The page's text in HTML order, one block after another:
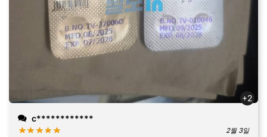
+2
c************
2월 3일